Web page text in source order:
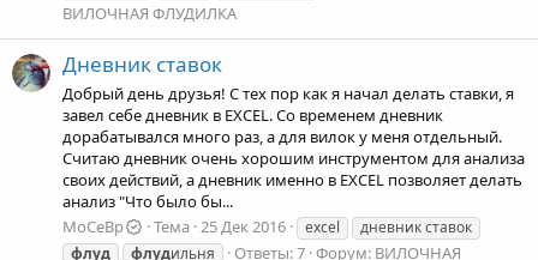
ВИЛОЧНАЯ ФЛУДИЛКА
Дневник ставок
Добрый день друзья! С тех пор как я начал делать ставки, я
завел себе дневник в EXCEL. Со временем дневник
дорабатывался много раз, а для вилок у меня отдельный.
Считаю дневник очень хорошим инструментом для анализа
своих действий, а дневник именно в EXCEL позволяет делать
анализ "Что было бы...
MoCeBp
Тема 25 Дек 2016 excel
дневник ставок
флуд
флудильня Ответы: 7 Форум: ВИЛОЧНАЯ